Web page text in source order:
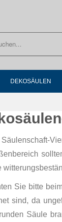
DEKOSÄULEN
Säulenschaft-
Sie bitte
sind, da
Säule